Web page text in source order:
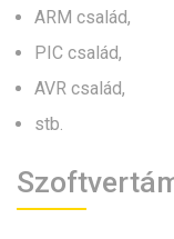
ARM család,
PIC család,
AVR család,
stb.